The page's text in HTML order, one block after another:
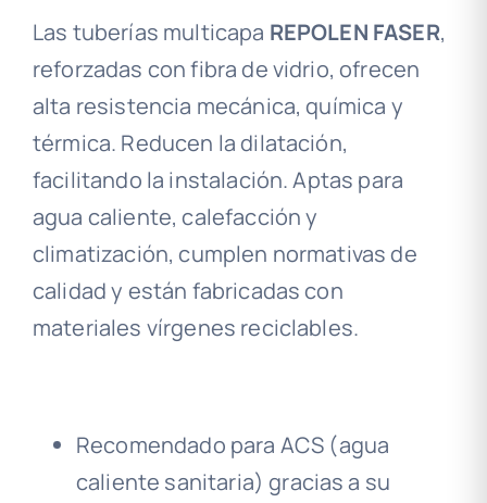
Las tuberías multicapa REPOLEN FASER,
reforzadas con fibra de vidrio, ofrecen
alta resistencia mecánica, química y
térmica. Reducen la dilatación,
facilitando la instalación. Aptas para
agua caliente, calefacción y
climatización, cumplen normativas de
calidad y están fabricadas con
materiales vírgenes reciclables.
Recomendado para ACS (agua
caliente sanitaria) gracias a su